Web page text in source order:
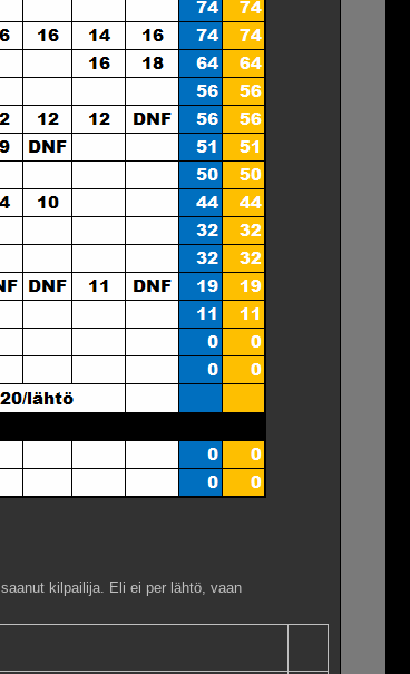
kilpailija. Eli ei per lähtö, vaan